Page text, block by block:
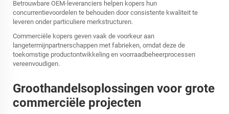
Betrouwbare OEM-leveranciers helpen kopers hun
concurrentievoordelen te behouden door consistente kwaliteit te
leveren onder particuliere merkstructuren.
Commerciële kopers geven vaak de voorkeur aan
langetermijnpartnerschappen met fabrieken, omdat deze de
toekomstige productontwikkeling en voorraadbeheerprocessen
vereenvoudigen.
Groothandelsoplossingen voor grote
commerciële projecten